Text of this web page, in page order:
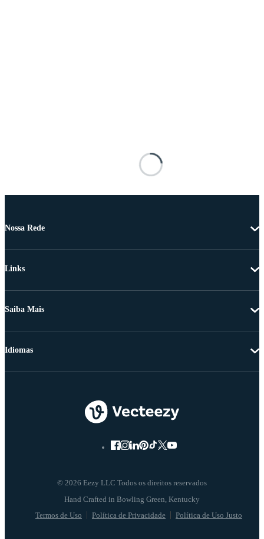
Nossa Rede
Links
Saiba Mais
© 2026 Eezy LLC Todos os direitos reservados
Termos de Uso Política de Privacidade Política de Uso Justo
Idiomas